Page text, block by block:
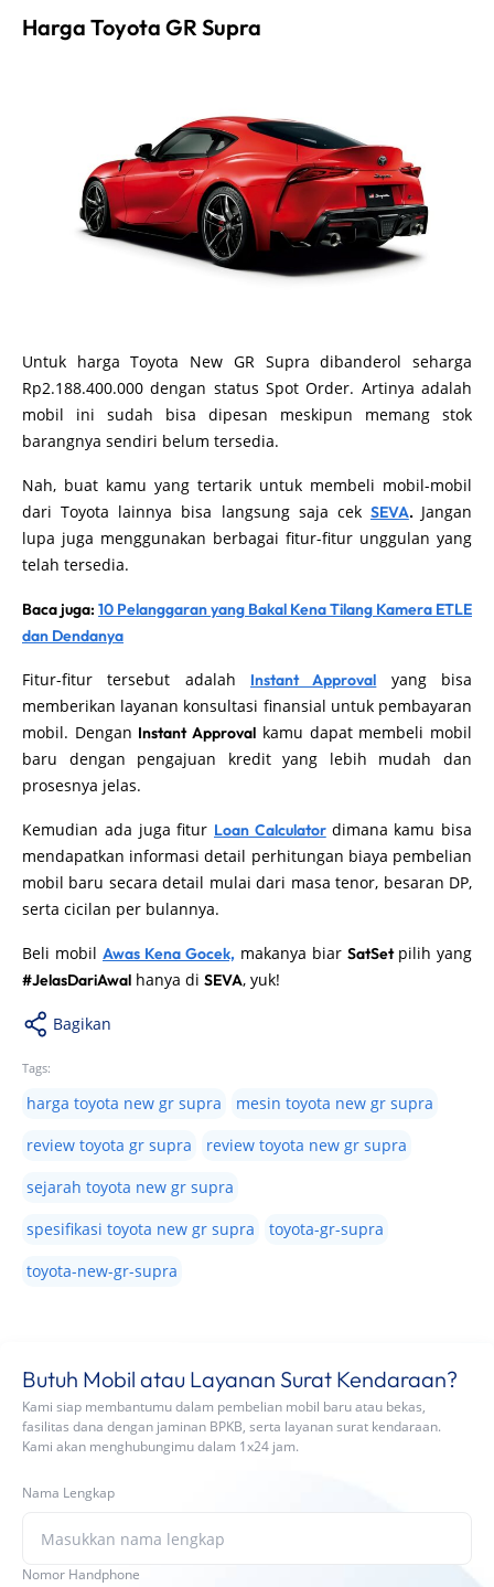
Harga Toyota GR Supra
Untuk harga Toyota New GR Supra dibanderol seharga
Rp2.188.400.000 dengan status Spot Order. Artinya adalah
mobil ini sudah bisa dipesan meskipun memang stok
barangnya sendiri belum tersedia.
Nah, buat kamu yang tertarik untuk membeli mobil-mobil
dari Toyota lainnya bisa langsung saja cek SEVA. Jangan
lupa juga menggunakan berbagai fitur-fitur unggulan yang
telah tersedia.
Baca juga: 10 Pelanggaran yang Bakal Kena Tilang Kamera ETLE
dan Dendanya
Fitur-fitur tersebut adalah Instant Approval yang bisa
memberikan layanan konsultasi finansial untuk pembayaran
mobil. Dengan Instant Approval kamu dapat membeli mobil
baru dengan pengajuan kredit yang lebih mudah dan
prosesnya jelas.
Kemudian ada juga fitur Loan Calculator dimana kamu bisa
mendapatkan informasi detail perhitungan biaya pembelian
mobil baru secara detail mulai dari masa tenor, besaran DP,
serta cicilan per bulannya.
Beli mobil Awas Kena Gocek, makanya biar SatSet pilih yang
#JelasDariAwal hanya di SEVA, yuk!
Bagikan
Tags:
harga toyota new gr supra
mesin toyota new gr supra
review toyota gr supra
review toyota new gr supra
sejarah toyota new gr supra
spesifikasi toyota new gr supra
toyota-gr-supra
toyota-new-gr-supra
Butuh Mobil atau Layanan Surat Kendaraan?
Kami siap membantumu dalam pembelian mobil baru atau bekas,
fasilitas dana dengan jaminan BPKB, serta layanan surat kendaraan.
Kami akan menghubungimu dalam 1x24 jam.
Nama Lengkap
Nomor Handphone